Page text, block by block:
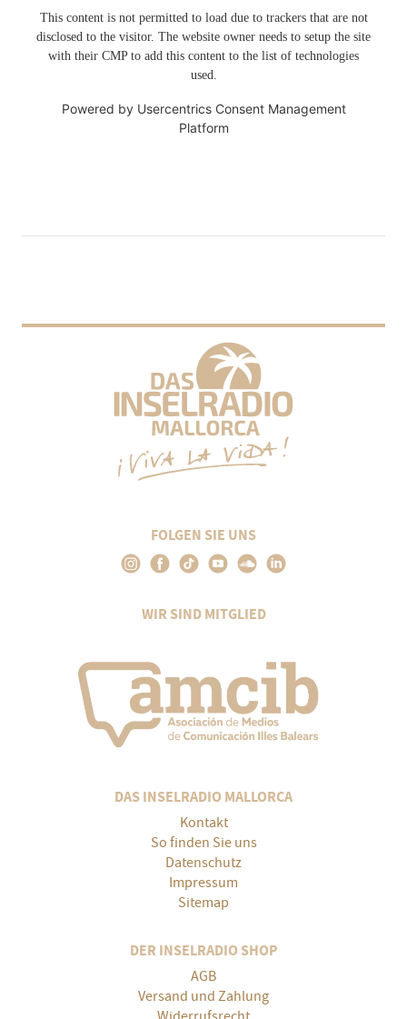
This content is not permitted to load due to trackers that are not
disclosed to the visitor. The website owner needs to setup the site
with their CMP to add this content to the list of technologies
used.
Powered by Usercentrics Consent Management
Platform
FOLGEN SIE UNS
WIR SIND MITGLIED
DAS INSELRADIO MALLORCA
Kontakt
So finden Sie uns
Datenschutz
Impressum
Sitemap
DER INSELRADIO SHOP
AGB
Versand und Zahlung